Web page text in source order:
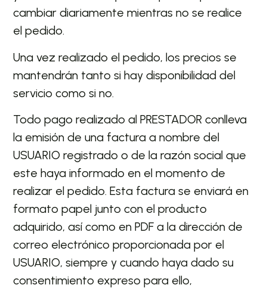
cambiar diariamente mientras no se realice
el pedido.
Una vez realizado el pedido, los precios se
mantendrán tanto si hay disponibilidad del
servicio como si no.
Todo pago realizado al PRESTADOR conlleva
la emisión de una factura a nombre del
USUARIO registrado o de la razón social que
este haya informado en el momento de
realizar el pedido. Esta factura se enviará en
formato papel junto con el producto
adquirido, así como en PDF a la dirección de
correo electrónico proporcionada por el
USUARIO, siempre y cuando haya dado su
consentimiento expreso para ello,